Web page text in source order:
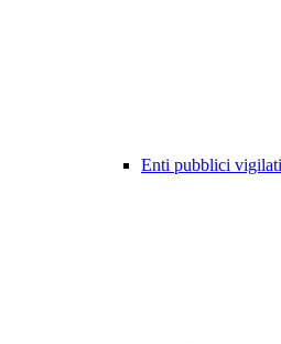
Enti pubblici vigilati